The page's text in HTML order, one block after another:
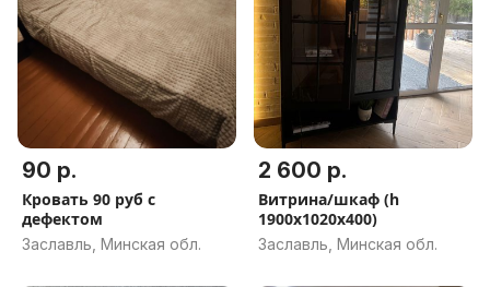
90 р.
Кровать 90 руб с
дефектом
Заславль, Минская обл.
2 600 р.
Витрина/шкаф (h
1900x1020x400)
Заславль, Минская обл.